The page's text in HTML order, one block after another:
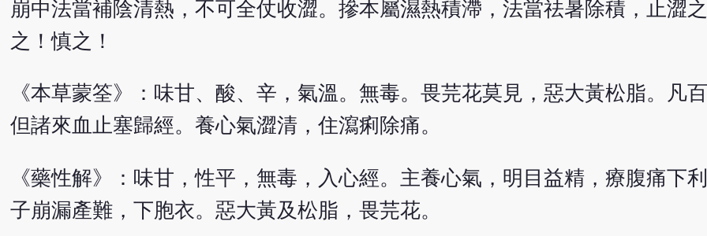
崩中法當補陰清熱，不可全仗收澀。摻本屬濕熱積滯，法當祛暑除積，止澀
之！慎之！
《本草蒙筌》：味甘、酸、辛，氣溫。無毒。畏芫花莫見，惡大黃松脂。凡
但諸來血止塞歸經。養心氣澀清，住瀉痢除痛。
《藥性解》：味甘，性平，無毒，入心經。主養心氣，明目益精，療腹痛下
子崩漏產難，下胞衣。惡大黃及松脂，畏芫花。